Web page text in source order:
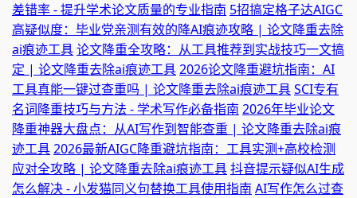
差错率 - 提升学术论文质量的专业指南 5招搞定格子达AIGC
高疑似度：毕业党亲测有效的降AI痕迹攻略 | 论文降重去除
ai痕迹工具论文降重全攻略：从工具推荐到实战技巧一文搞
定 | 论文降重去除ai痕迹工具2026论文降重避坑指南：AI
工具真能一键过查重吗 | 论文降重去除ai痕迹工具SCI专有
名词降重技巧与方法 - 学术写作必备指南 2026年毕业论文
降重神器大盘点：从AI写作到智能查重 | 论文降重去除ai痕
迹工具2026最新AIGC降重避坑指南：工具实测+高校检测
应对全攻略 | 论文降重去除ai痕迹工具抖音提示疑似AI生成
怎么解决 - 小发猫同义句替换工具使用指南 AI写作怎么过查